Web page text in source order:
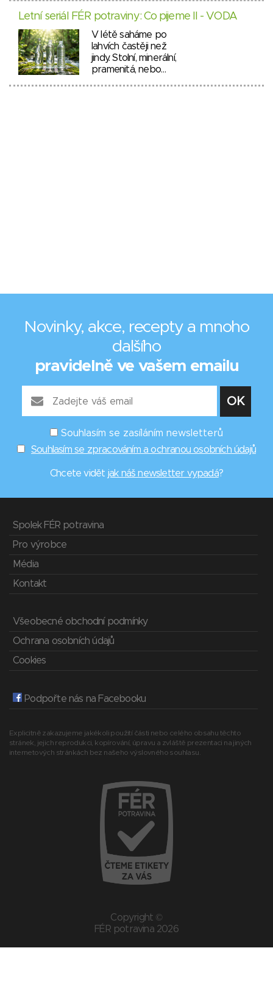
Letní seriál FÉR potraviny: Co pijeme II - VODA
V létě saháme po
lahvích častěji než
jindy. Stolní, minerální,
pramenitá, nebo…
Novinky, akce, recepty a mnoho
dalšího
pravidelně ve vašem emailu
Souhlasím se zasíláním newsletterů
Souhlasím se zpracováním a ochranou osobních údajů
Chcete vidět jak náš newsletter vypadá?
Spolek FÉR potravina
Pro výrobce
Média
Kontakt
Všeobecné obchodní podmínky
Ochrana osobních údajů
Cookies
Podpořte nás na Facebooku
Explicitně zakazujeme jakékoli použití části nebo celého obsahu těchto
stránek, jejich reprodukci, kopírování, úpravu a zvláště prezentaci na jiných
internetových stránkách bez našeho výslovného souhlasu.
Copyright ©
FÉR potravina 2026